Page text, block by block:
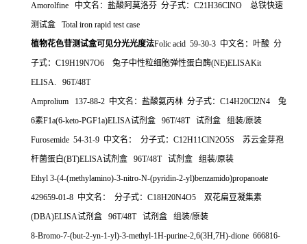
Amorolfine 中文名：盐酸阿莫洛芬 分子式：C21H36ClNO 总铁快速
测试盒 Total iron rapid test case
植物花色苷测试盒可见分光光度法Folic acid 59-30-3 中文名：叶酸 分
子式：C19H19N7O6 兔子中性粒细胞弹性蛋白酶(NE)ELISAKit
ELISA. 96T/48T
Amprolium 137-88-2 中文名：盐酸氨丙林 分子式：C14H20Cl2N4 兔
6素F1a(6-keto-PGF1a)ELISA试剂盒 96T/48T 试剂盒 组装/原装
Furosemide 54-31-9 中文名： 分子式：C12H11ClN2O5S 苏云金芽孢
杆菌蛋白(BT)ELISA试剂盒 96T/48T 试剂盒 组装/原装
Ethyl 3-(4-(methylamino)-3-nitro-N-(pyridin-2-yl)benzamido)propanoate
429659-01-8 中文名： 分子式：C18H20N4O5 双花扁豆凝集素
(DBA)ELISA试剂盒 96T/48T 试剂盒 组装/原装
8-Bromo-7-(but-2-yn-1-yl)-3-methyl-1H-purine-2,6(3H,7H)-dione 666816-